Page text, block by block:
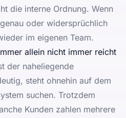
die interne Ordnung. Wenn
oder widersprüchlich
im eigenen Team.
allein nicht immer reicht
der naheliegende
steht ohnehin auf dem
suchen. Trotzdem
Kunden zahlen mehrere